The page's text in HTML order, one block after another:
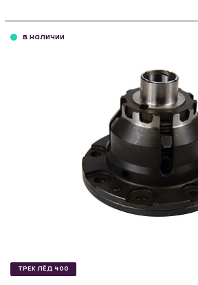
в наличии
ТРЕК ЛЁД 400